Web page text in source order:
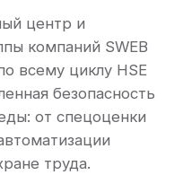
центр и
компаний SWEB
всему циклу HSE
безопасность
от спецоценки
труда.